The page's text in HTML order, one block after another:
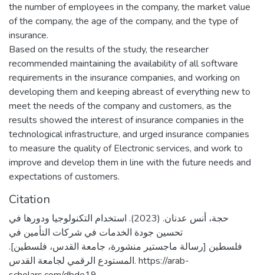
the number of employees in the company, the market value
of the company, the age of the company, and the type of
insurance.
Based on the results of the study, the researcher
recommended maintaining the availability of all software
requirements in the insurance companies, and working on
developing them and keeping abreast of everything new to
meet the needs of the company and customers, as the
results showed the interest of insurance companies in the
technological infrastructure, and urged insurance companies
to measure the quality of Electronic services, and work to
improve and develop them in line with the future needs and
expectations of customers.
Citation
حجة، أنس عدنان. (2023). استخدام التكنولوجيا ودورها في
تحسين جودة الخدمات في شركات التأمين في
فلسطين [رسالة ماجستير منشورة، جامعة القدس، فلسطين].
المستودع الرقمي لجامعة القدس. https://arab-